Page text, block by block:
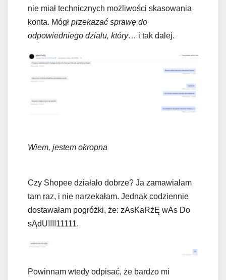
nie miał technicznych możliwości skasowania
konta. Mógł przekazać sprawę do
odpowiedniego działu, który… i tak dalej.
Wiem, jestem okropna
Czy Shopee działało dobrze? Ja zamawiałam
tam raz, i nie narzekałam. Jednak codziennie
dostawałam pogróżki, że: zAsKaRżĘ wAs Do
sĄdU!!!!11111.
Powinnam wtedy odpisać, że bardzo mi